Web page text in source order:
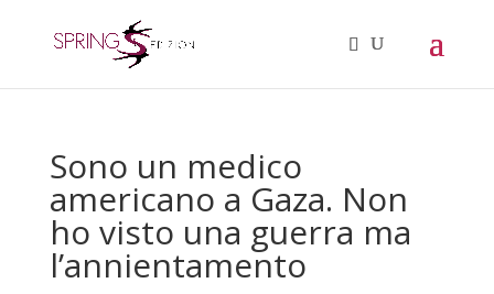
Sono un medico
americano a Gaza. Non
ho visto una guerra ma
l’annientamento